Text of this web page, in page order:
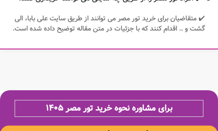
✔️ متقاضیان برای خرید تور مصر می توانند از طریق سایت علی بابا، الی
گشت و .. اقدام کنند که با جزئیات در متن مقاله توضیح داده شده است.
برای مشاوره نحوه خرید تور مصر ۱۴۰۵